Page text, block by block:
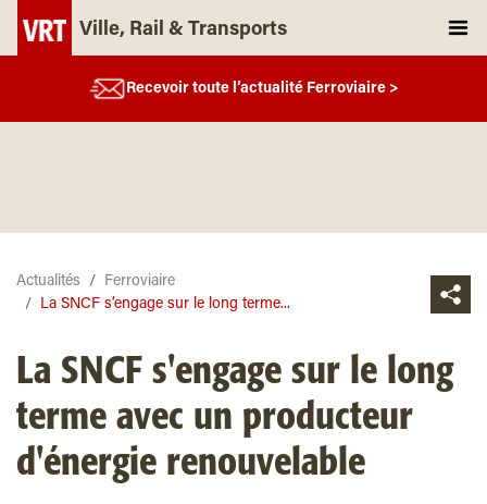
Ville, Rail & Transports
Recevoir toute l’actualité Ferroviaire >
Actualités
Ferroviaire
La SNCF s’engage sur le long terme...
La SNCF s'engage sur le long
terme avec un producteur
d'énergie renouvelable